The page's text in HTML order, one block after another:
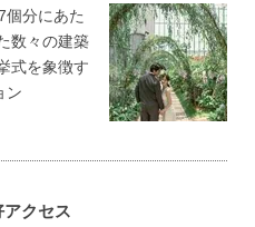
個分にあた
数々の建築
式を象徴す
ン
クセス